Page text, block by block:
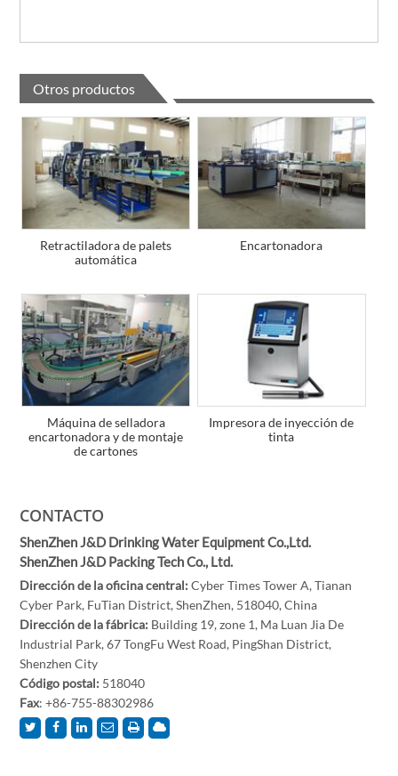
Otros productos
Retractiladora de palets
automática
Encartonadora
Máquina de selladora
encartonadora y de montaje
de cartones
Impresora de inyección de
tinta
CONTACTO
ShenZhen J&D Drinking Water Equipment Co.,Ltd.
ShenZhen J&D Packing Tech Co., Ltd.
Dirección de la oficina central:Cyber Times Tower A, Tianan
Cyber Park, FuTian District, ShenZhen, 518040, China
Dirección de la fábrica: Building 19, zone 1, Ma Luan Jia De
Industrial Park, 67 TongFu West Road, PingShan District,
Shenzhen City
Código postal: 518040
Fax: +86-755-88302986